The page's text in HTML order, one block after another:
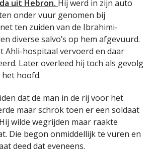
uit Hebron. Hij werd in zijn auto
onder vuur genomen bij
ten zuiden van de Ibrahimi-
diverse salvo’s op hem afgevuurd.
Ahli-hospitaal vervoerd en daar
Later overleed hij toch als gevolg
hoofd.
dat de man in de rij voor het
maar schrok toen er een soldaat
wilde wegrijden maar raakte
Die begon onmiddellijk te vuren en
deed dat eveneens.